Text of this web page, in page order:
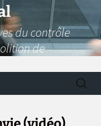
du contrôle
de